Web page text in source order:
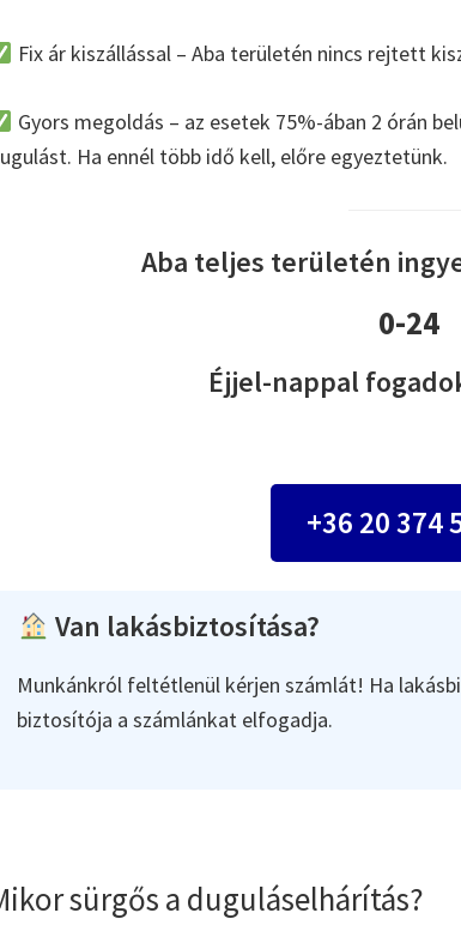
Fix ár kiszállással – Aba területén nincs rejtett
Gyors megoldás – az esetek 75%-ában 2 órán
Ha ennél több idő kell, előre egyeztetünk.
Aba teljes területén
0-24
Éjjel-nappal
+36 20 374
Van lakásbiztosítása?
Munkánkról feltétlenül kérjen számlát! Ha
biztosítója a számlánkat elfogadja.
sürgős a duguláselhárítás?